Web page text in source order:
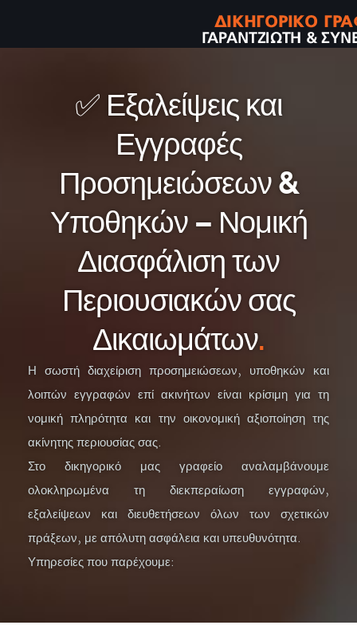
✅ Εξαλείψεις και
Εγγραφές
Προσημειώσεων &
Υποθηκών – Νομική
Διασφάλιση των
Περιουσιακών σας
Δικαιωμάτων.
Η σωστή διαχείριση προσημειώσεων, υποθηκών και
λοιπών εγγραφών επί ακινήτων είναι κρίσιμη για τη
νομική πληρότητα και την οικονομική αξιοποίηση της
ακίνητης περιουσίας σας.
Στο δικηγορικό μας γραφείο αναλαμβάνουμε
ολοκληρωμένα τη διεκπεραίωση εγγραφών,
εξαλείψεων και διευθετήσεων όλων των σχετικών
πράξεων, με απόλυτη ασφάλεια και υπευθυνότητα.
Υπηρεσίες που παρέχουμε: